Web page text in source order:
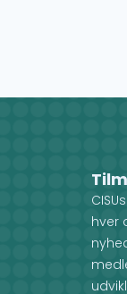
hver